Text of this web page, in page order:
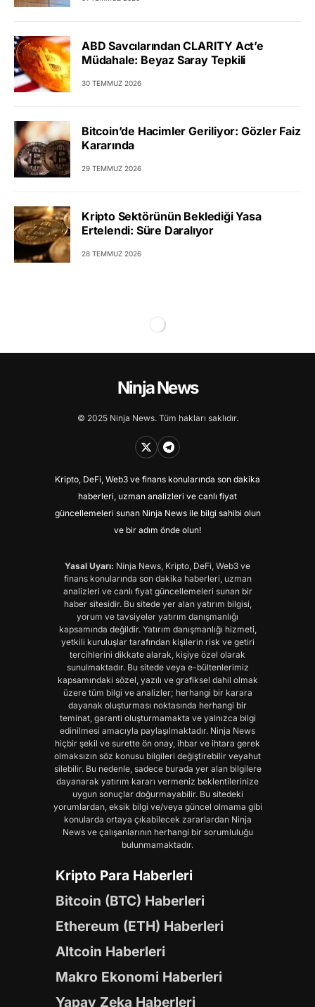
ABD Savcılarından CLARITY Act’e
Müdahale: Beyaz Saray Tepkili
30 TEMMUZ 2026
Bitcoin’de Hacimler Geriliyor: Gözler Faiz
Kararında
29 TEMMUZ 2026
Kripto Sektörünün Beklediği Yasa
Ertelendi: Süre Daralıyor
28 TEMMUZ 2026
Ninja News
© 2025 Ninja News. Tüm hakları saklıdır.
Kripto, DeFi, Web3 ve finans konularında son dakika
haberleri, uzman analizleri ve canlı fiyat
güncellemeleri sunan Ninja News ile bilgi sahibi olun
ve bir adım önde olun!
Yasal Uyarı: Ninja News, Kripto, DeFi, Web3 ve
finans konularında son dakika haberleri, uzman
analizleri ve canlı fiyat güncellemeleri sunan bir
haber sitesidir. Bu sitede yer alan yatırım bilgisi,
yorum ve tavsiyeler yatırım danışmanlığı
kapsamında değildir. Yatırım danışmanlığı hizmeti,
yetkili kuruluşlar tarafından kişilerin risk ve getiri
tercihlerini dikkate alarak, kişiye özel olarak
sunulmaktadır. Bu sitede veya e-bültenlerimiz
kapsamındaki sözel, yazılı ve grafiksel dahil olmak
üzere tüm bilgi ve analizler; herhangi bir karara
dayanak oluşturması noktasında herhangi bir
teminat, garanti oluşturmamakta ve yalnızca bilgi
edinilmesi amacıyla paylaşılmaktadır. Ninja News
hiçbir şekil ve surette ön onay, ihbar ve ihtara gerek
olmaksızın söz konusu bilgileri değiştirebilir veyahut
silebilir. Bu nedenle, sadece burada yer alan bilgilere
dayanarak yatırım kararı vermeniz beklentilerinize
uygun sonuçlar doğurmayabilir. Bu sitedeki
yorumlardan, eksik bilgi ve/veya güncel olmama gibi
konularda ortaya çıkabilecek zararlardan Ninja
News ve çalışanlarının herhangi bir sorumluluğu
bulunmamaktadır.
Kripto Para Haberleri
Bitcoin (BTC) Haberleri
Ethereum (ETH) Haberleri
Altcoin Haberleri
Makro Ekonomi Haberleri
Yapay Zeka Haberleri